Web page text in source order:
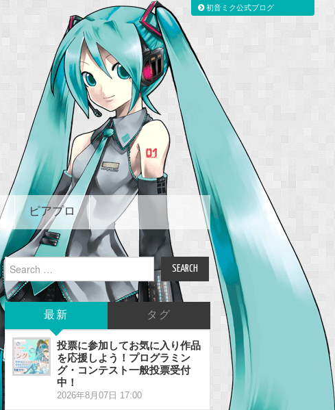
ピアプロ
Search
for:
最新 タグ
投票に参加してお気に入り作品
を応援しよう！プログラミン
グ・コンテスト一般投票受付
中！
2026年8月07日 17:00
初音ミク公式ブログ